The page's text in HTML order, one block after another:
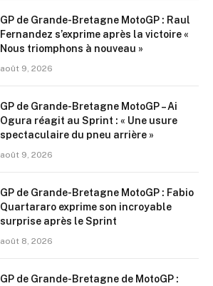
GP de Grande-Bretagne MotoGP : Raul
Fernandez s’exprime après la victoire «
Nous triomphons à nouveau »
août 9, 2026
GP de Grande-Bretagne MotoGP – Ai
Ogura réagit au Sprint : « Une usure
spectaculaire du pneu arrière »
août 9, 2026
GP de Grande-Bretagne MotoGP : Fabio
Quartararo exprime son incroyable
surprise après le Sprint
août 8, 2026
GP de Grande-Bretagne de MotoGP :